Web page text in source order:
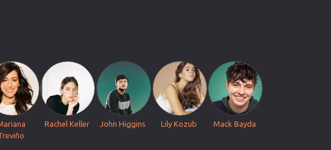
Rachel Keller John Higgins Lily Kozub Mack Bayda